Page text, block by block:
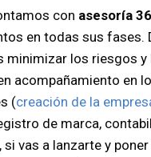
con asesoría
en todas sus fases.
minimizar los riesgos y
acompañamiento en
(creación de la
de marca,
si vas a lanzarte y